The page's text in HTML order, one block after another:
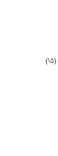
(۱۵)